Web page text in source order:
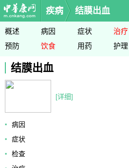
疾病 结膜出血
概述 病因 症状 治疗
预防
饮食 用药 护理
结膜出血
[详细]
病因
症状
检查